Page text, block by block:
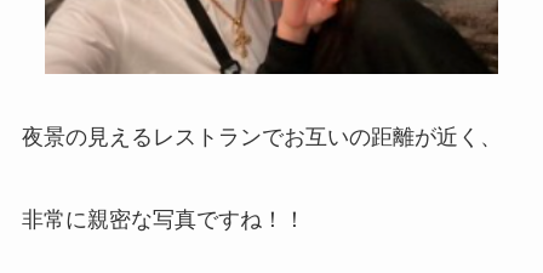
夜景の見えるレストランでお互いの距離が近く、
非常に親密な写真ですね！！